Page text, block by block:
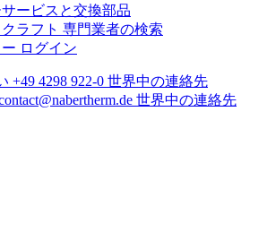
ービスと交換部品
ラフト 専門業者の検索
ログイン
+49 4298 922-0 世界中の連絡先
世界中の連絡先